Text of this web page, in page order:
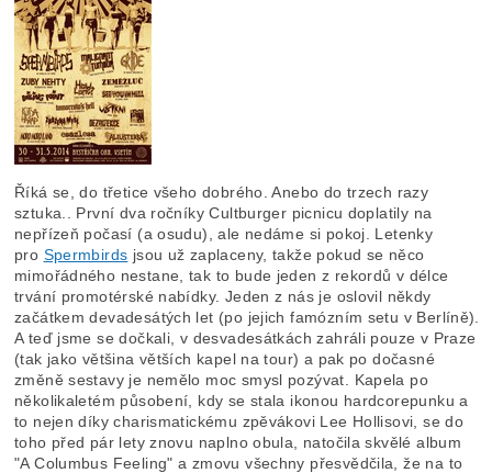
Říká se, do třetice všeho dobrého. Anebo do trzech razy
sztuka.. První dva ročníky Cultburger picnicu doplatily na
nepřízeň počasí (a osudu), ale nedáme si pokoj. Letenky
pro Spermbirds jsou už zaplaceny, takže pokud se něco
mimořádného nestane, tak to bude jeden z rekordů v délce
trvání promotérské nabídky. Jeden z nás je oslovil někdy
začátkem devadesátých let (po jejich famózním setu v Berlíně).
A teď jsme se dočkali, v desvadesátkách zahráli pouze v Praze
(tak jako většina větších kapel na tour) a pak po dočasné
změně sestavy je nemělo moc smysl pozývat. Kapela po
několikaletém působení, kdy se stala ikonou hardcorepunku a
to nejen díky charismatickému zpěvákovi Lee Hollisovi, se do
toho před pár lety znovu naplno obula, natočila skvělé album
"A Columbus Feeling" a zmovu všechny přesvědčila, že na to